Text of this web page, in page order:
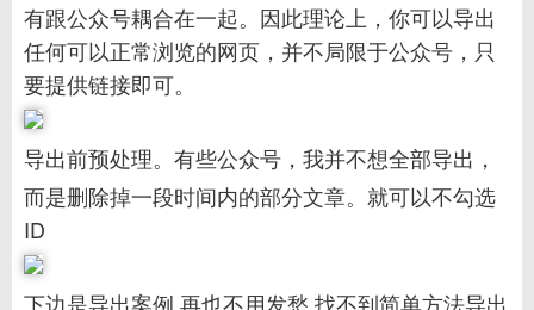
有跟公众号耦合在一起。因此理论上，你可以导出
任何可以正常浏览的网页，并不局限于公众号，只
要提供链接即可。
导出前预处理。有些公众号，我并不想全部导出，
而是删除掉一段时间内的部分文章。就可以不勾选
ID
下边是导出案例 再也不用发愁 找不到简单方法导出